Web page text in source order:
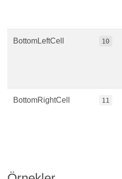
BottomLeftCell 10
BottomRightCell 11